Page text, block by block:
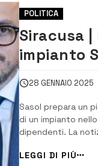
POLITICA
Siracusa
impianto
l’esubero
28 GENNAIO 2025
Sasol prepara un
di un impianto
dipendenti. La
una intervista a
LEGGI DI PIÙ